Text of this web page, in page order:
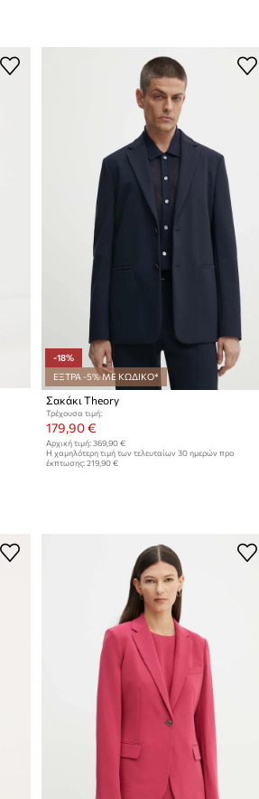
-18%
ΕΞΤΡΑ -5% ΜΕ ΚΩΔΙΚΟ*
Σακάκι Theory
Τρέχουσα τιμή:
179,90 €
Αρχική τιμή: 369,90 €
Η χαμηλότερη τιμή των τελευταίων 30 ημερών προ
έκπτωσης: 219,90 €